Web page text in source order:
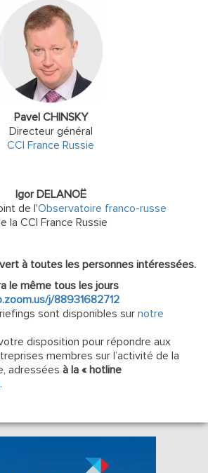
Pavel CHINSKY
Directeur général
CCI France Russie
Igor DELANOË
de l'Observatoire franco-russe
la CCI France Russie
à toutes les personnes intéressées.
le même tous les jours
j/88931682712
sont disponibles sur notre
disposition pour répondre aux
membres sur l’activité de la
adressées à la « hotline
.